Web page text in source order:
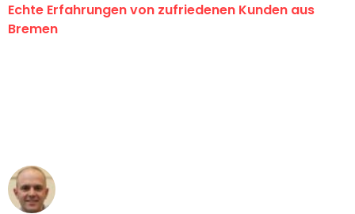
Echte Erfahrungen von zufriedenen Kunden aus
Bremen